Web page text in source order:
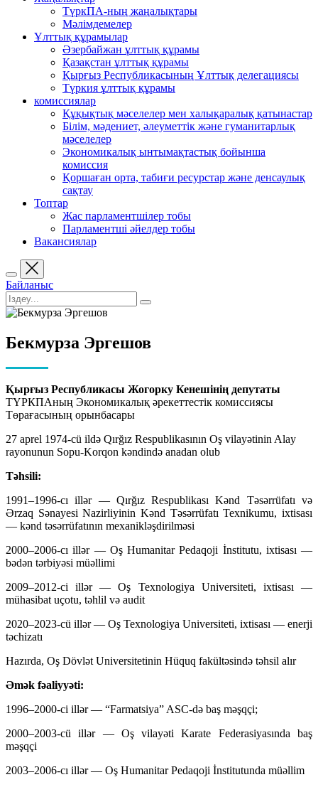
ТүркПА-ның жаңалықтары
Мәлімдемелер
Ұлттық құрамылар
Әзербайжан ұлттық құрамы
Қазақстан ұлттық құрамы
Қырғыз Республикасының Ұлттық делегациясы
Түркия ұлттық құрамы
комиссиялар
Құқықтық мәселелер мен халықаралық қатынастар
Білім, мәдениет, әлеуметтік және гуманитарлық
мәселелер
Экономикалық ынтымақтастық бойынша
комиссия
Қоршаған орта, табиғи ресурстар және денсаулық
сақтау
Топтар
Жас парламентшілер тобы
Парламентші әйелдер тобы
Вакансиялар
Байланыс
Бекмурза Эргешов
Қырғыз Республикасы Жогорку Кенешінің депутаты
ТҮРКПАның Экономикалық әрекеттестік комиссиясы
Төрағасының орынбасары
27 aprel 1974-cü ildə Qırğız Respublikasının Oş vilayətinin Alay
rayonunun Sopu-Korqon kəndində anadan olub
Təhsili:
1991–1996-cı illər — Qırğız Respublikası Kənd Təsərrüfatı və
Ərzaq Sənayesi Nazirliyinin Kənd Təsərrüfatı Texnikumu, ixtisası
— kənd təsərrüfatının mexanikləşdirilməsi
2000–2006-cı illər — Oş Humanitar Pedaqoji İnstitutu, ixtisası —
bədən tərbiyəsi müəllimi
2009–2012-ci illər — Oş Texnologiya Universiteti, ixtisası —
mühasibat uçotu, təhlil və audit
2020–2023-cü illər — Oş Texnologiya Universiteti, ixtisası — enerji
təchizatı
Hazırda, Oş Dövlət Universitetinin Hüquq fakültəsində təhsil alır
Əmək fəaliyyəti:
1996–2000-ci illər — “Farmatsiya” ASC-də baş məşqçi;
2000–2003-cü illər — Oş vilayəti Karate Federasiyasında baş
məşqçi
2003–2006-cı illər — Oş Humanitar Pedaqoji İnstitutunda müəllim